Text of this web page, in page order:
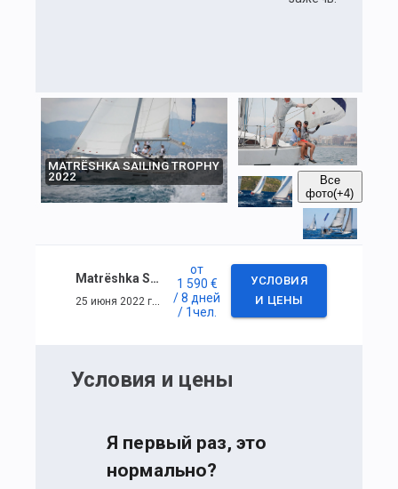
MATRЁSHKA SAILING TROPHY
2022
Все
фото(+4)
Matrёshka Sailing Trophy 2022
25 июня 2022 г. — 2 июля 2022 г.
от
1 590 €
/ 8 дней
/ 1чел.
УСЛОВИЯ
И ЦЕНЫ
Условия и цены
Я первый раз, это
нормально?